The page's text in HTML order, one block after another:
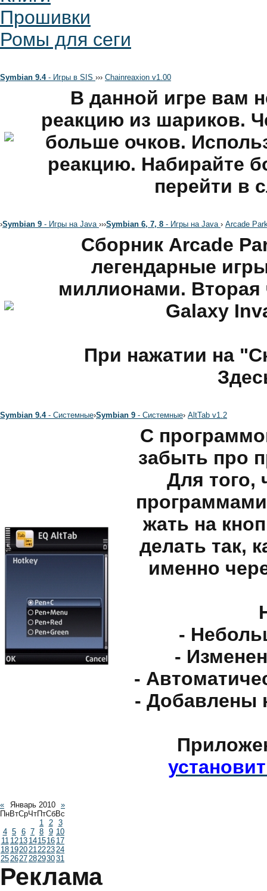
Прошивки
Ромы для сеги
Symbian 9.4- Игры в SIS ››› Chainreaxion v1.00
В данной игре вам
реакцию из шариков.
больше очков.
реакцию. Набирайте
перейти в
›Symbian 9 - Игры на Java ›››Symbian 6, 7, 8 - Игры на Java › Arcade
Сборник Arcade
легендарные
миллионами. Вторая
Galaxy
При нажатии на
Symbian 9.4- Системные›Symbian 9 - Системные› AltTab v1.2
С
забыть про
Для того,
жать на
делать так,
именно
-
-
-
- Добавлены
« Январь 2010
»
ПнВтСрЧтПтСбВс
1 2
3
4 5 6 7 8 9 10
11 1213 141516 17
18 192021222324
25262728293031
Реклама